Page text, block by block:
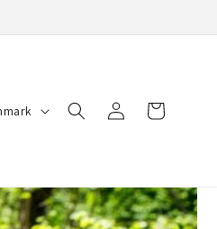
Log
ind
Indkøbskurv